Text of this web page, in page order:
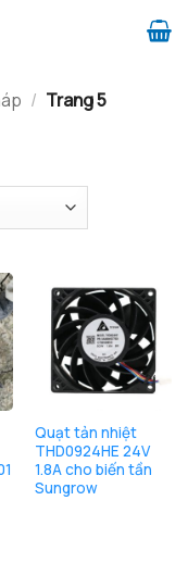
/ Trang 5
Quạt tản nhiệt
THD0924HE 24V
1.8A cho biến tần
Sungrow